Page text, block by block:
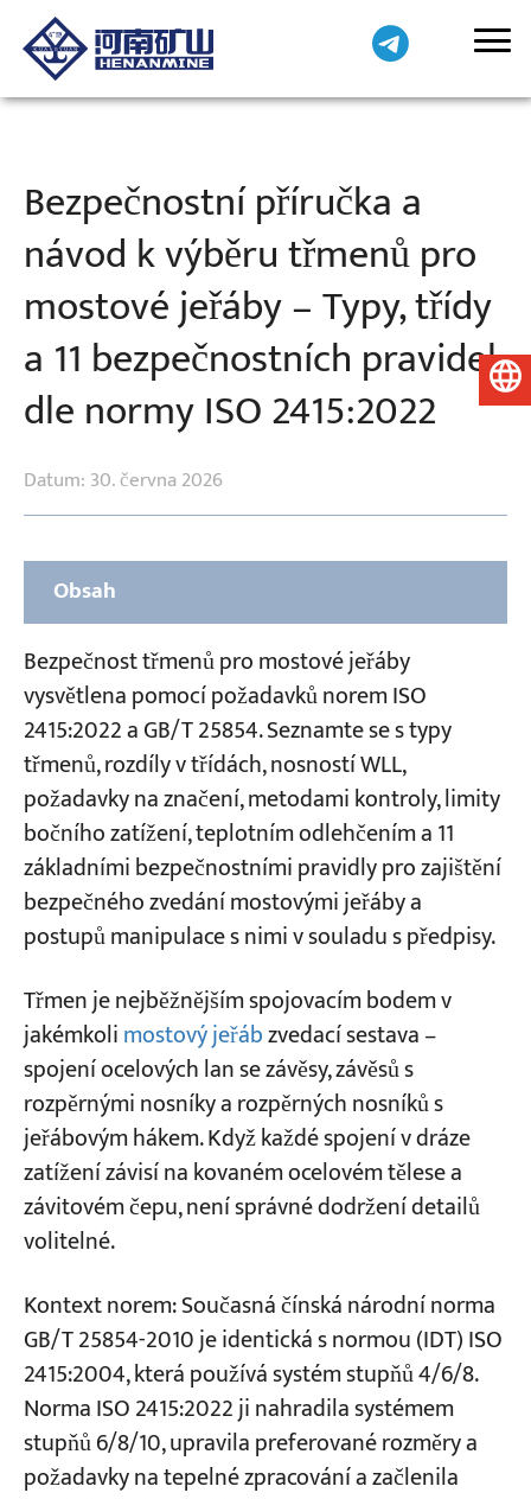
Projekty
Blogy
Zprávy
Aplikace
Kontaktujte nás
Bezpečnostní příručka a
návod k výběru třmenů pro
mostové jeřáby – Typy, třídy
a 11 bezpečnostních pravidel
dle normy ISO 2415:2022
Datum: 30. června 2026
Obsah
tvaru těla
2. Typy třmenů podle konfigurace čepů
3. Jak číst označení třmenu mostového jeřábu
4. Požadavky na značení
5. 11 bezpečnostních pravidel pro závěsy
mostových jeřábů – ISO 2415:2022, příloha B
Pravidlo 1 – Kontrola před použitím
Pravidlo 2 – Nikdy nemíchejte kolíky a těla
Pravidlo 3 – Vyhněte se bočnímu nakládání
Pravidlo 4 – Připojení dvounožového
popruhu: Pouze třmen luku
Pravidlo 5 – Používejte distanční podložky,
nikoli svařované distanční vložky
Pravidlo 6 – Zabraňte otáčení čepu při
zatížení
Pravidlo 7 – Vyhněte se nestabilním
konfiguracím zatížení
Pravidlo 8 – Pro kritické instalace používejte
kolíky typu X
Bezpečnost třmenů pro mostové jeřáby
vysvětlena pomocí požadavků norem ISO
2415:2022 a GB/T 25854. Seznamte se s typy
třmenů, rozdíly v třídách, nosností WLL,
požadavky na značení, metodami kontroly, limity
bočního zatížení, teplotním odlehčením a 11
základními bezpečnostními pravidly pro zajištění
bezpečného zvedání mostovými jeřáby a
postupů manipulace s nimi v souladu s předpisy.
Třmen je nejběžnějším spojovacím bodem v
jakémkolimostový jeřábzvedací sestava –
spojení ocelových lan se závěsy, závěsů s
rozpěrnými nosníky a rozpěrných nosníků s
jeřábovým hákem. Když každé spojení v dráze
zatížení závisí na kovaném ocelovém tělese a
závitovém čepu, není správné dodržení detailů
volitelné.
Kontext norem: Současná čínská národní norma
GB/T 25854-2010 je identická s normou (IDT) ISO
2415:2004, která používá systém stupňů 4/6/8.
Norma ISO 2415:2022 ji nahradila systémem
stupňů 6/8/10, upravila preferované rozměry a
požadavky na tepelné zpracování a začlenila
Čeština